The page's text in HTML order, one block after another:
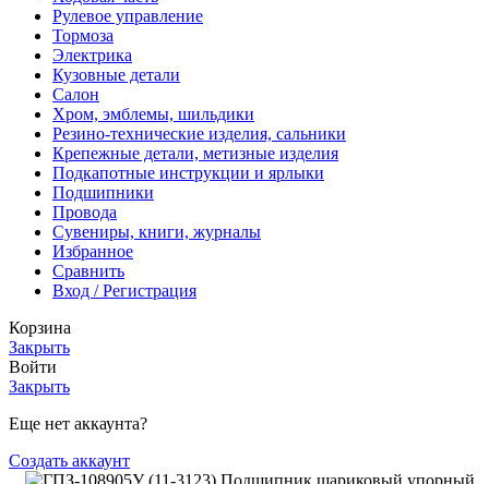
Рулевое управление
Тормоза
Электрика
Кузовные детали
Салон
Хром, эмблемы, шильдики
Резино-технические изделия, сальники
Крепежные детали, метизные изделия
Подкапотные инструкции и ярлыки
Подшипники
Провода
Сувениры, книги, журналы
Избранное
Сравнить
Вход / Регистрация
Корзина
Закрыть
Войти
Закрыть
Еще нет аккаунта?
Создать аккаунт